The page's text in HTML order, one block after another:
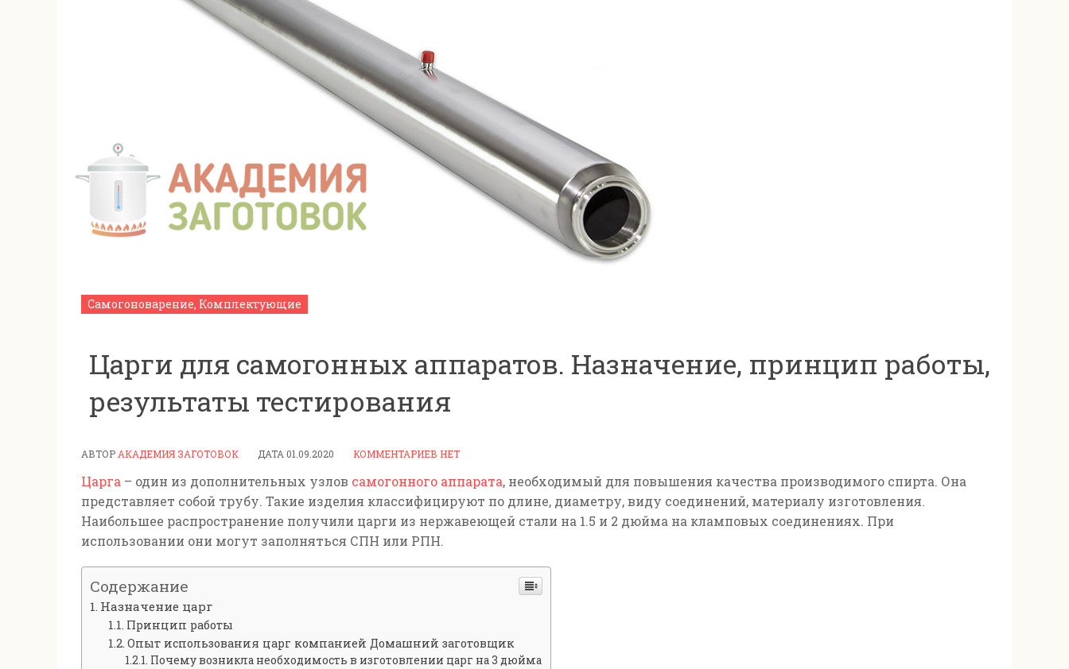
Самогоноварение, Комплектующие
Царги для самогонных аппаратов. Назначение, принцип работы,
результаты тестирования
АВТОР АКАДЕМИЯ ЗАГОТОВОК ДАТА 01.09.2020 КОММЕНТАРИЕВ НЕТ
Царга – один из дополнительных узлов самогонного аппарата, необходимый для повышения качества производимого спирта. Она
представляет собой трубу. Такие изделия классифицируют по длине, диаметру, виду соединений, материалу изготовления.
Наибольшее распространение получили царги из нержавеющей стали на 1.5 и 2 дюйма на кламповых соединениях. При
использовании они могут заполняться СПН или РПН.
Содержание
Назначение царг
Принцип работы
Опыт использования царг компанией Домашний заготовщик
Почему возникла необходимость в изготовлении царг на 3 дюйма